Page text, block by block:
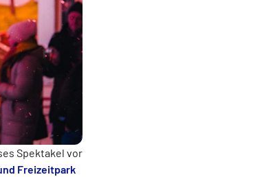
Spektakel vor
Freizeitpark